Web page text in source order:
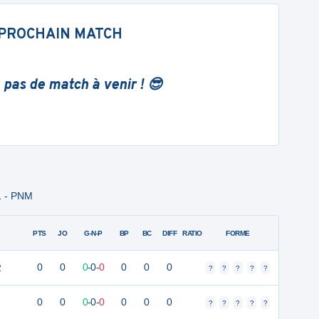
MATCH
pas de match à venir ! 😎
- PNM
PTS JO G-N-P BP BC DIFF RATIO FORME
0 0 0-0-0 0 0 0 ? ? ? ? ?
0 0 0-0-0 0 0 0 ? ? ? ? ?